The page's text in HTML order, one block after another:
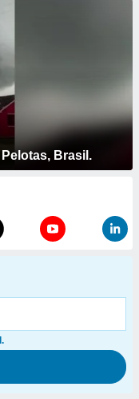
Brasil.